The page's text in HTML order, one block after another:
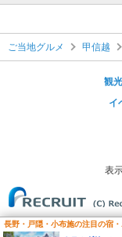
ご当地グルメ 甲信越
観
イ
表
長野・戸隠・小布施の注目の宿